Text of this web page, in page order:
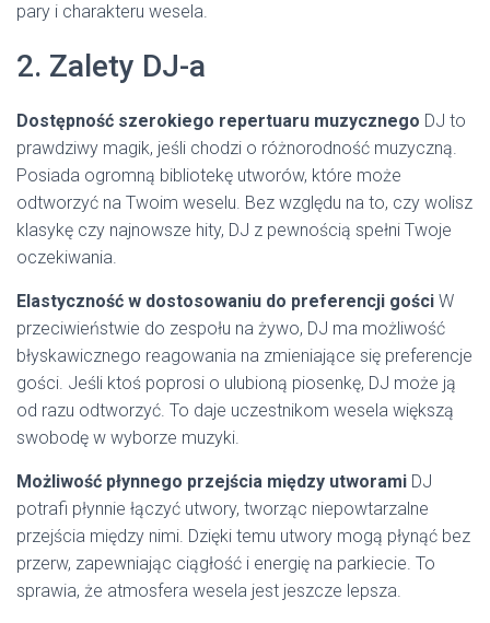
pary i charakteru wesela.
2. Zalety DJ-a
Dostępność szerokiego repertuaru muzycznego DJ to
prawdziwy magik, jeśli chodzi o różnorodność muzyczną.
Posiada ogromną bibliotekę utworów, które może
odtworzyć na Twoim weselu. Bez względu na to, czy wolisz
klasykę czy najnowsze hity, DJ z pewnością spełni Twoje
oczekiwania.
Elastyczność w dostosowaniu do preferencji gości W
przeciwieństwie do zespołu na żywo, DJ ma możliwość
błyskawicznego reagowania na zmieniające się preferencje
gości. Jeśli ktoś poprosi o ulubioną piosenkę, DJ może ją
od razu odtworzyć. To daje uczestnikom wesela większą
swobodę w wyborze muzyki.
Możliwość płynnego przejścia między utworami DJ
potrafi płynnie łączyć utwory, tworząc niepowtarzalne
przejścia między nimi. Dzięki temu utwory mogą płynąć bez
przerw, zapewniając ciągłość i energię na parkiecie. To
sprawia, że atmosfera wesela jest jeszcze lepsza.